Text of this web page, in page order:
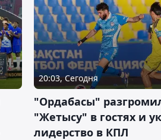
20:03, Сегодня
"Ордабасы"
"Жетысу" в гостях и
лидерство в КПЛ